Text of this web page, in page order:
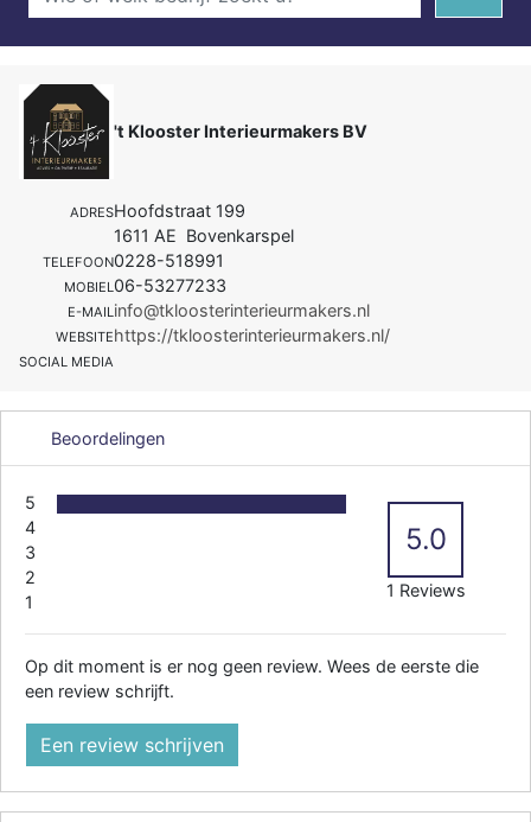
't Klooster Interieurmakers BV
ADRESHoofdstraat 199
1611 AE Bovenkarspel
TELEFOON0228-518991
MOBIEL06-53277233
E-MAILinfo@tkloosterinterieurmakers.nl
WEBSITEhttps://tkloosterinterieurmakers.nl/
SOCIAL MEDIA
Beoordelingen
5
4
3
2
1
5.0
1 Reviews
Op dit moment is er nog geen review. Wees de eerste die
een review schrijft.
Een review schrijven